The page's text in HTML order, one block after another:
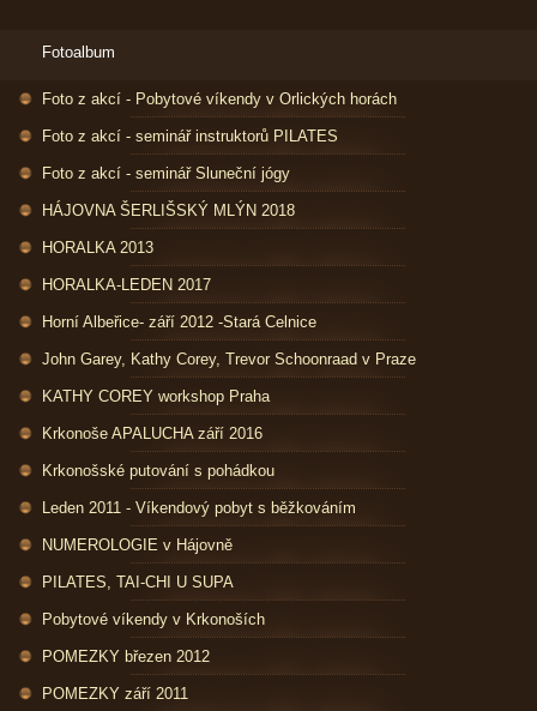
Fotoalbum
Foto z akcí - Pobytové víkendy v Orlických horách
Foto z akcí - seminář instruktorů PILATES
Foto z akcí - seminář Sluneční jógy
HÁJOVNA ŠERLIŠSKÝ MLÝN 2018
HORALKA 2013
HORALKA-LEDEN 2017
Horní Albeřice- září 2012 -Stará Celnice
John Garey, Kathy Corey, Trevor Schoonraad v Praze
KATHY COREY workshop Praha
Krkonoše APALUCHA září 2016
Krkonošské putování s pohádkou
Leden 2011 - Víkendový pobyt s běžkováním
NUMEROLOGIE v Hájovně
PILATES, TAI-CHI U SUPA
Pobytové víkendy v Krkonoších
POMEZKY březen 2012
POMEZKY září 2011